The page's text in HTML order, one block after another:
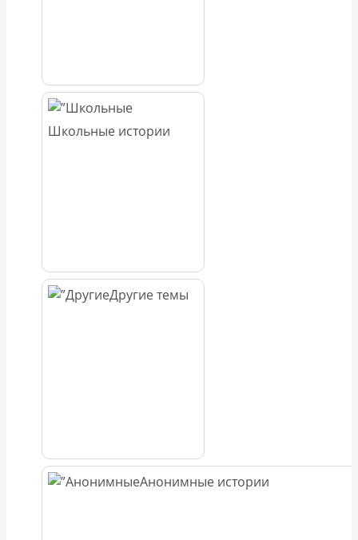
Школьные истории
Другие темы
Анонимные истории